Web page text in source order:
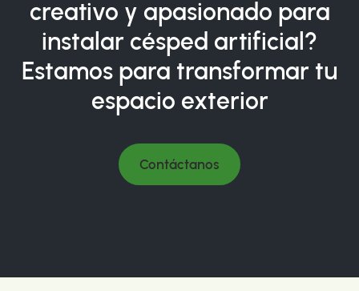
creativo y apasionado para
instalar césped artificial?
Estamos para transformar tu
espacio exterior
Contáctanos